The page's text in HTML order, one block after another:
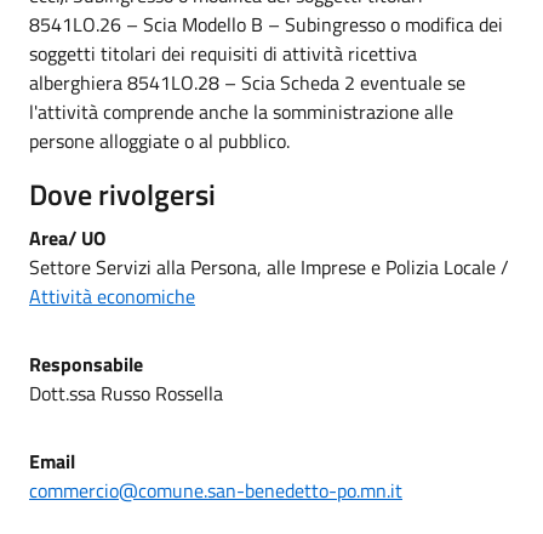
8541LO.26 – Scia Modello B – Subingresso o modifica dei
soggetti titolari dei requisiti di attività ricettiva
alberghiera 8541LO.28 – Scia Scheda 2 eventuale se
l'attività comprende anche la somministrazione alle
persone alloggiate o al pubblico.
Dove rivolgersi
Area/ UO
Settore Servizi alla Persona, alle Imprese e Polizia Locale /
Attività economiche
Responsabile
Dott.ssa Russo Rossella
Email
commercio@comune.san-benedetto-po.mn.it